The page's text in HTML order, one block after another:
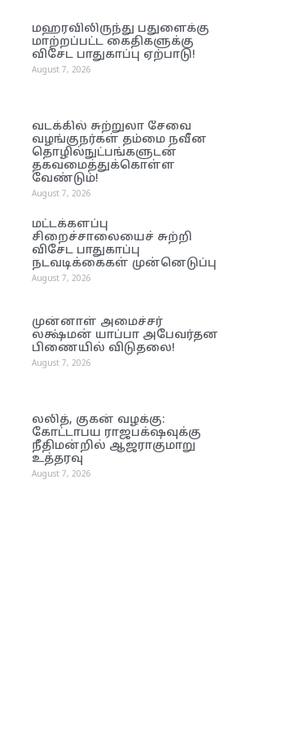
மஹரவிலிருந்து பதுளைக்கு
மாற்றப்பட்ட கைதிகளுக்கு
விசேட பாதுகாப்பு ஏற்பாடு!
August 7, 2026
வடக்கில் சுற்றுலா சேவை
வழங்குநர்கள் தம்மை நவீன
தொழில்நுட்பங்களுடன்
தகவமைத்துக்கொள்ள
வேண்டும்!
August 7, 2026
மட்டக்களப்பு
சிறைச்சாலையைச் சுற்றி
விசேட பாதுகாப்பு
நடவடிக்கைகள் முன்னெடுப்பு
August 7, 2026
முன்னாள் அமைச்சர்
லக்ஷ்மன் யாப்பா அபேவர்தன
பிணையில் விடுதலை!
August 7, 2026
லலித், குகன் வழக்கு:
கோட்டாபய ராஜபக்‌ஷவுக்கு
நீதிமன்றில் ஆஜராகுமாறு
உத்தரவு
August 7, 2026